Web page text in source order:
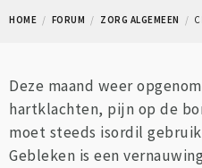
HOME FORUM ZORG ALGEMEEN
Deze maand weer
hartklachten, pijn op de
moet steeds isordil
Gebleken is een